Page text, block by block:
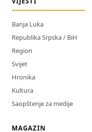
Banja Luka
Republika Srpska / BiH
Region
Svijet
Hronika
Kultura
Saopštenje za medije
MAGAZIN